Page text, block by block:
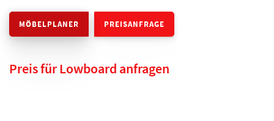
MÖBELPLANER PREISANFRAGE
Preis für Lowboard anfragen